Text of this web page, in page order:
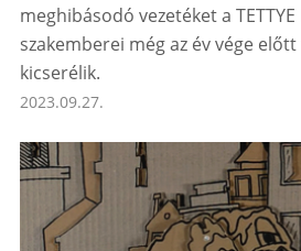
meghibásodó vezetéket a TETTYE
szakemberei még az év vége
kicserélik.
2023.09.27.